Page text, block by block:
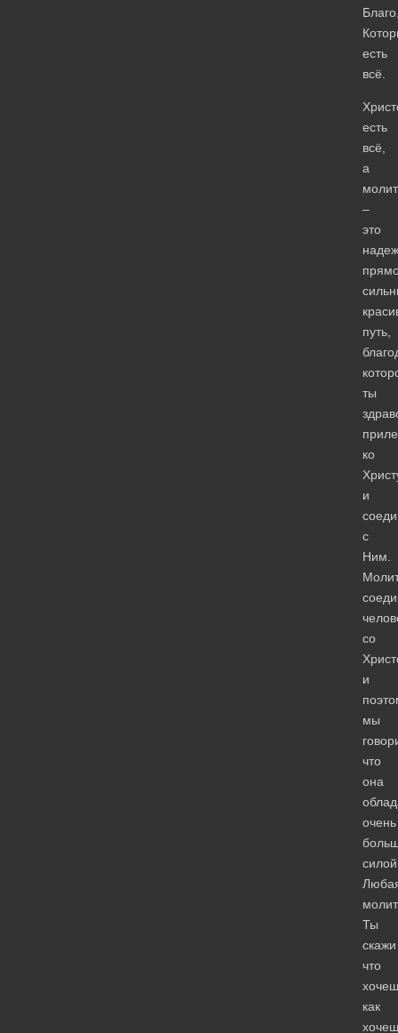
есть
всё.
есть
всё,
а
–
это
путь,
ты
ко
и
с
Ним.
со
и
мы
что
она
очень
Ты
скажи
что
как